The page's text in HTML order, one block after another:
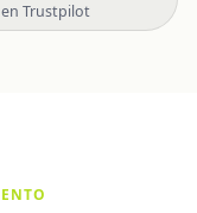
Trustpilot